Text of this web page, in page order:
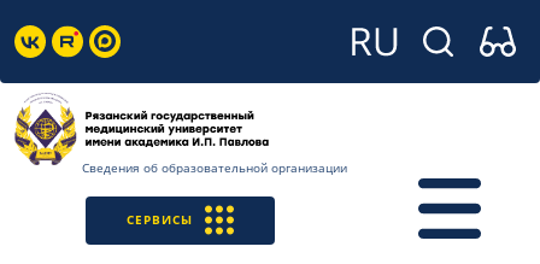
Сведения об образовательной организации
СЕРВИСЫ